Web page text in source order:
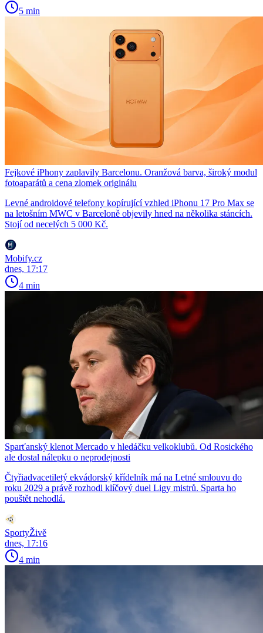
5 min
Fejkové iPhony zaplavily Barcelonu. Oranžová barva, široký modul
fotoaparátů a cena zlomek originálu
Levné androidové telefony kopírující vzhled iPhonu 17 Pro Max se
na letošním MWC v Barceloně objevily hned na několika stáncích.
Stojí od necelých 5 000 Kč.
Mobify.cz
dnes, 17:17
4 min
Sparťanský klenot Mercado v hledáčku velkoklubů. Od Rosického
ale dostal nálepku o neprodejnosti
Čtyřiadvacetiletý ekvádorský křídelník má na Letné smlouvu do
roku 2029 a právě rozhodl klíčový duel Ligy mistrů. Sparta ho
pouštět nehodlá.
SportyŽivě
dnes, 17:16
4 min